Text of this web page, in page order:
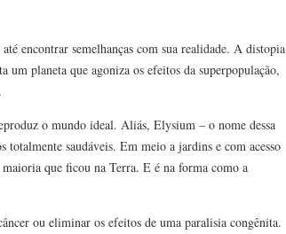
encontrar semelhanças com sua realidade. A distopia
planeta que agoniza os efeitos da superpopulação,
o mundo ideal. Aliás, Elysium – o nome dessa
saudáveis. Em meio a jardins e com acesso
que ficou na Terra. E é na forma como a
ou eliminar os efeitos de uma paralisia congênita.